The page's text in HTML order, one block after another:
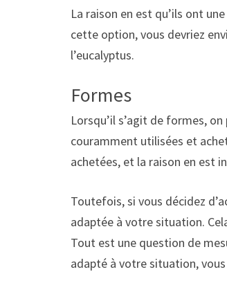
La raison en est qu’ils ont
cette option, vous devriez
l’eucalyptus.
Formes
Lorsqu’il s’agit de formes,
couramment utilisées et
achetées, et la raison en est
Toutefois, si vous décidez
adaptée à votre situation.
Tout est une question de
adapté à votre situation,